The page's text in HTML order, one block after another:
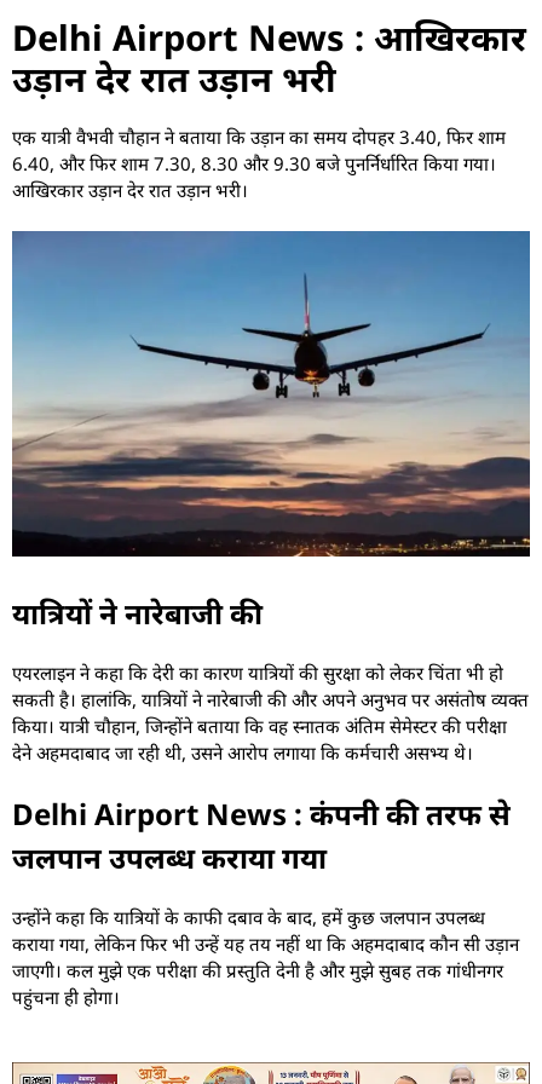
Delhi Airport News : आखिरकार
उड़ान देर रात उड़ान भरी
एक यात्री वैभवी चौहान ने बताया कि उड़ान का समय दोपहर 3.40, फिर शाम
6.40, और फिर शाम 7.30, 8.30 और 9.30 बजे पुनर्निर्धारित किया गया।
आखिरकार उड़ान देर रात उड़ान भरी।
यात्रियों ने नारेबाजी की
एयरलाइन ने कहा कि देरी का कारण यात्रियों की सुरक्षा को लेकर चिंता भी हो
सकती है। हालांकि, यात्रियों ने नारेबाजी की और अपने अनुभव पर असंतोष व्यक्त
किया। यात्री चौहान, जिन्होंने बताया कि वह स्नातक अंतिम सेमेस्टर की परीक्षा
देने अहमदाबाद जा रही थी, उसने आरोप लगाया कि कर्मचारी असभ्य थे।
Delhi Airport News : कंपनी की तरफ से
जलपान उपलब्ध कराया गया
उन्होंने कहा कि यात्रियों के काफी दबाव के बाद, हमें कुछ जलपान उपलब्ध
कराया गया, लेकिन फिर भी उन्हें यह तय नहीं था कि अहमदाबाद कौन सी उड़ान
जाएगी। कल मुझे एक परीक्षा की प्रस्तुति देनी है और मुझे सुबह तक गांधीनगर
पहुंचना ही होगा।